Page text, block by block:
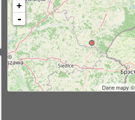
+
-
Dane mapy ©